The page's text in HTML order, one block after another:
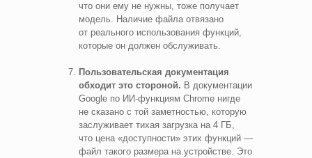
что они ему не нужны, тоже получает
модель. Наличие файла отвязано
от реального использования функций,
которые он должен обслуживать.
Пользовательская документация
обходит это стороной. В документации
Google по ИИ‑функциям Chrome нигде
не сказано с той заметностью, которую
заслуживает тихая загрузка на 4 ГБ,
что цена «доступности» этих функций —
файл такого размера на устройстве. Это